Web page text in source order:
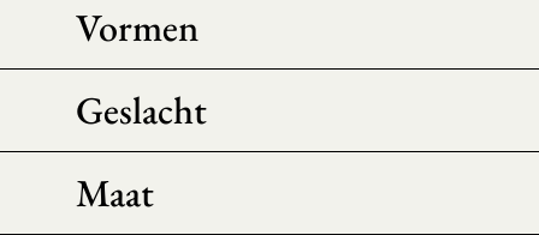
Vormen
Geslacht
Maat